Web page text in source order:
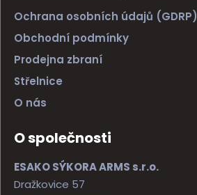
Ochrana osobních údajů (GDRP)
Obchodní podmínky
Prodejna zbraní
Střelnice
O nás
O společnosti
ESAKO SÝKORA ARMS s.r.o.
Dražkovice 57